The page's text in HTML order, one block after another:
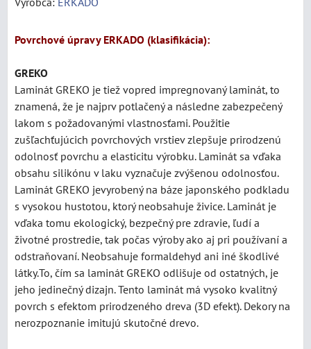
Povrchové úpravy ERKADO (klasifikácia):
GREKO
Laminát GREKO je tiež vopred impregnovaný laminát, to
znamená, že je najprv potlačený a následne zabezpečený
lakom s požadovanými vlastnosťami. Použitie
zušľachťujúcich povrchových vrstiev zlepšuje prirodzenú
odolnosť povrchu a elasticitu výrobku. Laminát sa vďaka
obsahu silikónu v laku vyznačuje zvýšenou odolnosťou.
Laminát GREKO jevyrobený na báze japonského podkladu
s vysokou hustotou, ktorý neobsahuje živice. Laminát je
vďaka tomu ekologický, bezpečný pre zdravie, ľudí a
životné prostredie, tak počas výroby ako aj pri používaní a
odstraňovaní. Neobsahuje formaldehyd ani iné škodlivé
látky.To, čím sa laminát GREKO odlišuje od ostatných, je
jeho jedinečný dizajn. Tento laminát má vysoko kvalitný
povrch s efektom prirodzeného dreva (3D efekt). Dekory na
nerozpoznanie imitujú skutočné drevo.